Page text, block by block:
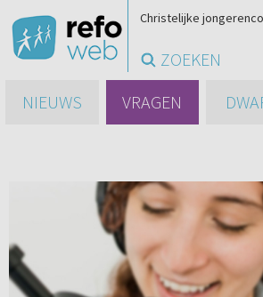
Christelijke
ZOEKEN
NIEUWS
VRAGEN